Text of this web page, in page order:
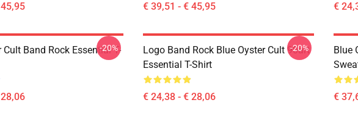
€ 39,51 - € 45,95 €
Cult Band Rock Essential T-
-20%
Logo Band Rock Blue Oyster Cult 90art
Essential T-Shirt
€ 24,38 - € 28,06
-20%
Blue
€